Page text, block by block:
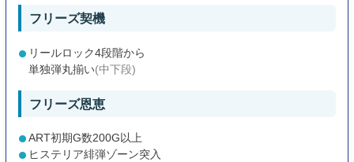
フリーズ契機
リールロック4段階から
単独弾丸揃い(中下段)
フリーズ恩恵
ART初期G数200G以上
ヒステリア緋弾ゾーン突入